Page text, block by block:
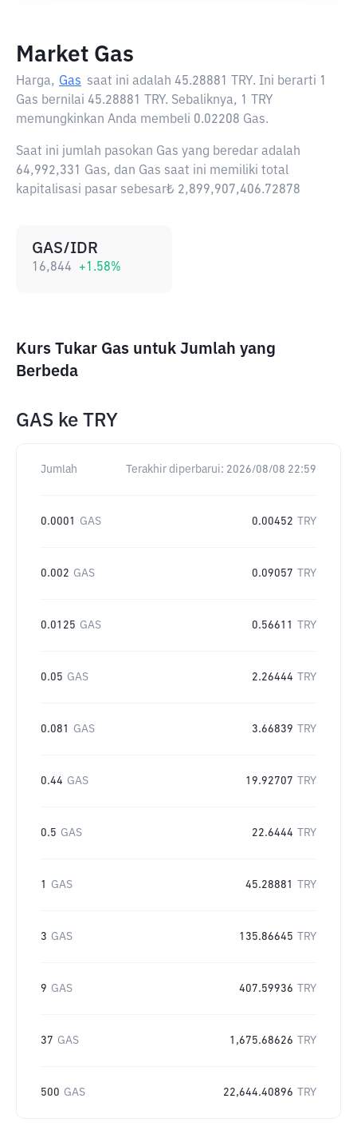
Market Gas
Harga, Gas saat ini adalah 45.28881 TRY. Ini berarti 1
Gas bernilai 45.28881 TRY. Sebaliknya, 1 TRY
memungkinkan Anda membeli 0.02208 Gas.
Saat ini jumlah pasokan Gas yang beredar adalah
64,992,331 Gas, dan Gas saat ini memiliki total
kapitalisasi pasar sebesar₺ 2,899,907,406.72878
GAS/IDR
16,844 +1.58%
Kurs Tukar Gas untuk Jumlah yang
Berbeda
GAS ke TRY
Jumlah Terakhir diperbarui: 2026/08/08 22:59
0.0001 GAS 0.00452 TRY
0.002 GAS 0.09057 TRY
0.0125 GAS 0.56611 TRY
0.05 GAS 2.26444 TRY
0.081 GAS 3.66839 TRY
0.44 GAS 19.92707 TRY
0.5 GAS 22.6444 TRY
1 GAS 45.28881 TRY
3 GAS 135.86645 TRY
9 GAS 407.59936 TRY
37 GAS 1,675.68626 TRY
500 GAS 22,644.40896 TRY